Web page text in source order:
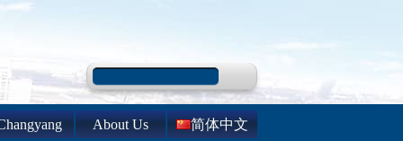
About Us 简体中文